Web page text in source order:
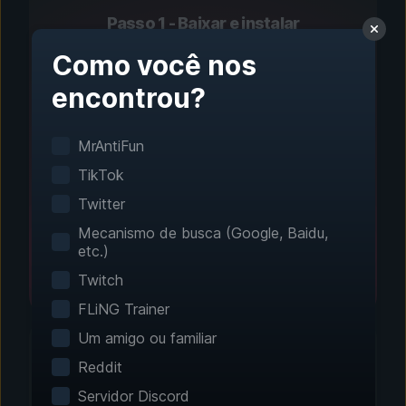
Passo 1 - Baixar e instalar
Configuração com um
clique
jogos instalados automaticamente. Nenhuma
configuração manual é necessária.
Passo 2 - Escolha seus recursos
Como você nos
encontrou?
MrAntiFun
TikTok
Twitter
Mecanismo de busca (Google, Baidu,
etc.)
Twitch
FLiNG Trainer
Um amigo ou familiar
Reddit
Servidor Discord